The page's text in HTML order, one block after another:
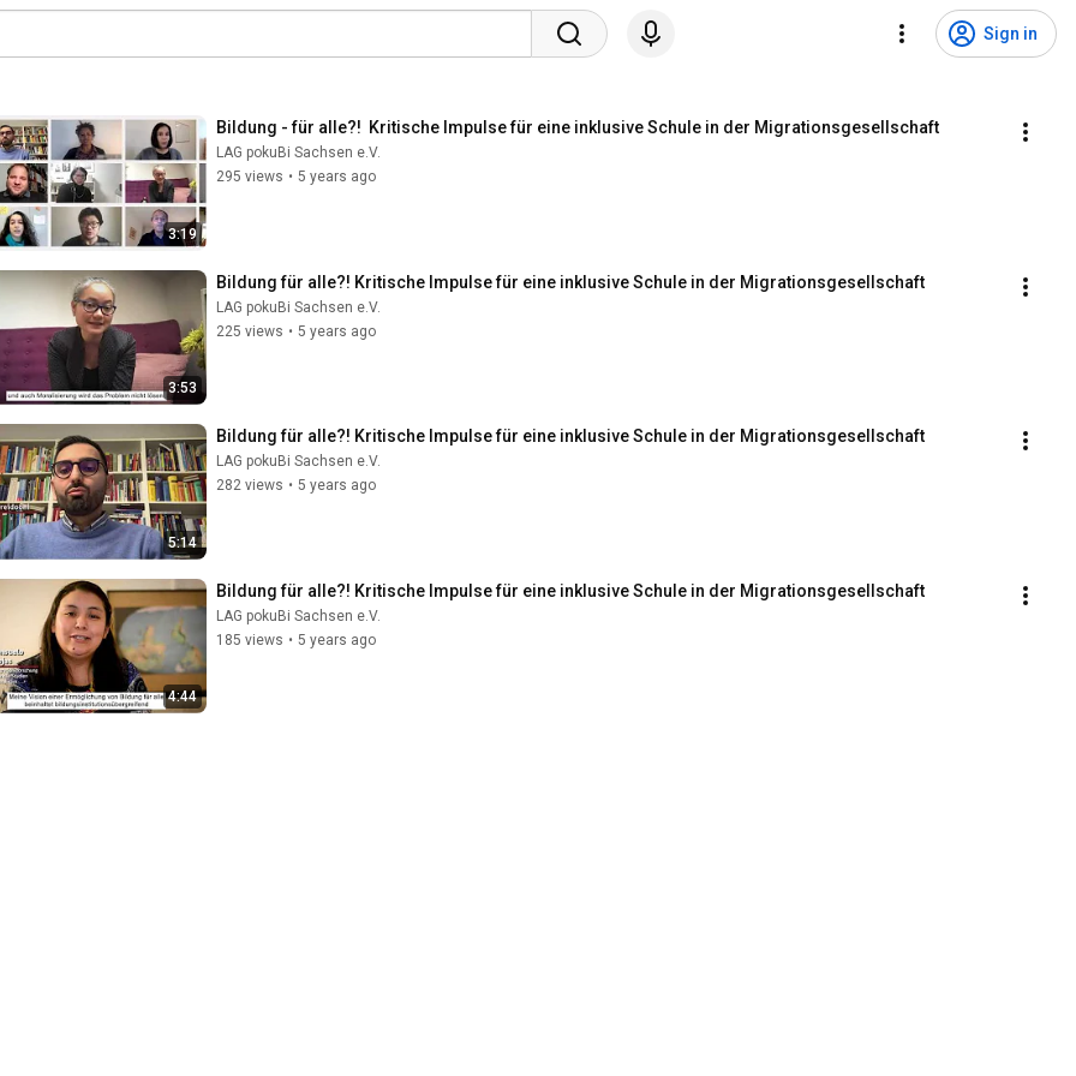
Sign in
3:19
Bildung - für alle?!  Kritische Impulse für eine inklusive Schule in der Migrationsgesellschaft
LAG pokuBi Sachsen e.V.
295 views • 5 years ago
3:53
Bildung für alle?! Kritische Impulse für eine inklusive Schule in der Migrationsgesellschaft
LAG pokuBi Sachsen e.V.
225 views • 5 years ago
5:14
Bildung für alle?! Kritische Impulse für eine inklusive Schule in der Migrationsgesellschaft
LAG pokuBi Sachsen e.V.
282 views • 5 years ago
4:44
Bildung für alle?! Kritische Impulse für eine inklusive Schule in der Migrationsgesellschaft
LAG pokuBi Sachsen e.V.
185 views • 5 years ago